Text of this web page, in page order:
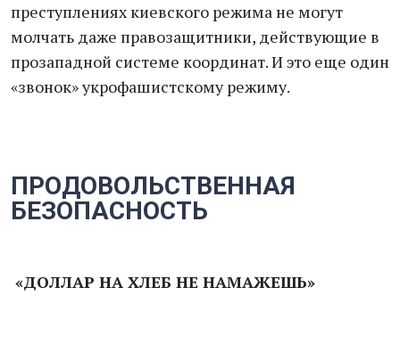
преступлениях киевского режима не могут
молчать даже правозащитники, действующие в
прозападной системе координат. И это еще один
«звонок» укрофашистскому режиму.
ПРОДОВОЛЬСТВЕННАЯ
БЕЗОПАСНОСТЬ
«ДОЛЛАР НА ХЛЕБ НЕ НАМАЖЕШЬ»